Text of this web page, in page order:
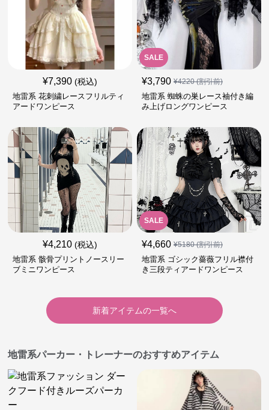
¥7,390 (税込)
地雷系 花刺繍レースフリルティ
アードワンピース
SALE
¥3,790 ¥4220(割引前)
地雷系 蜘蛛の巣レース袖付き編
み上げロングワンピース
¥4,210 (税込)
地雷系 骸骨プリントノースリー
ブミニワンピース
SALE
¥4,660 ¥5180(割引前)
地雷系 ゴシック薔薇フリル襟付
き三段ティアードワンピース
新着アイテムの一覧へ
地雷系パーカー・トレーナーのおすすめアイテム